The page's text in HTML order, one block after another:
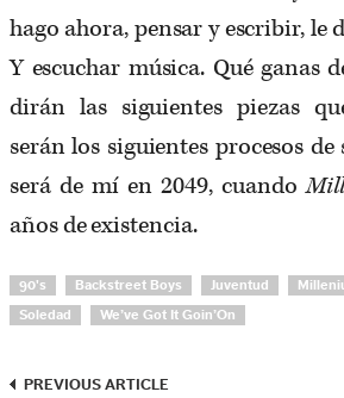
hago ahora, pensar y escribir, le
Y escuchar música. Qué ganas
dirán las siguientes piezas
serán los siguientes procesos
será de mí en 2049, cuando
años de existencia.
90's Backstreet Boys Juventud
Soledad We’ve Got It Goin’On
PREVIOUS ARTICLE